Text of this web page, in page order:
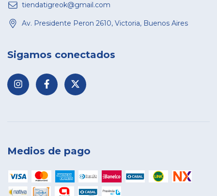
tiendatigreok@gmail.com
Av. Presidente Peron 2610, Victoria, Buenos Aires
Sigamos conectados
Medios de pago